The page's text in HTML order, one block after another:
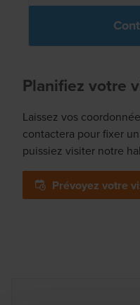
Planifiez votre
Laissez vos
contactera pour fixer
puissiez visiter notre
Prévoyez votre